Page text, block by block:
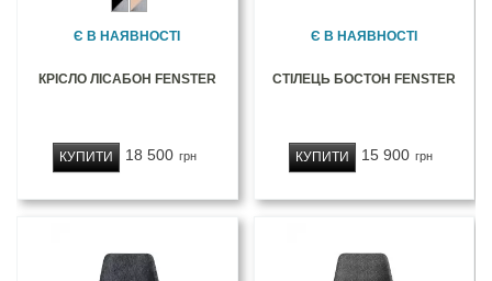
Є В НАЯВНОСТІ
КРІСЛО ЛІСАБОН FENSTER
18 500 грн
КУПИТИ
Є В НАЯВНОСТІ
СТІЛЕЦЬ БОСТОН FENSTER
15 900 грн
КУПИТИ